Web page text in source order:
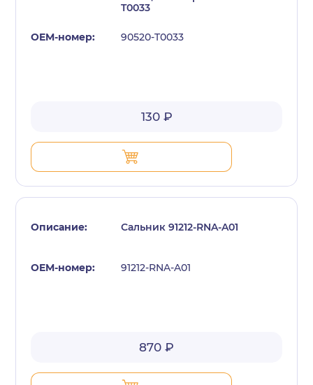
T0033
90520-T0033
130 ₽
Сальник 91212-RNA-A01
91212-RNA-A01
870 ₽